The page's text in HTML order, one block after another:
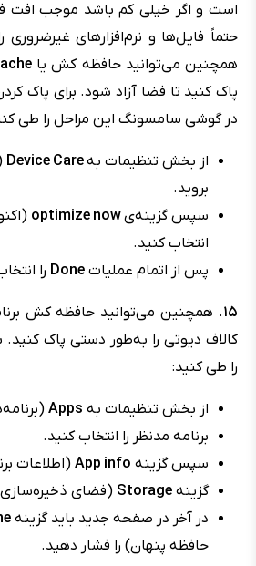
است و اگر خیلی کم باشد موجب
حتماً فایل‌ها و نرم‌افزارهای
همچنین می‌توانید حافظه کش یا ‌
پاک کنید تا فضا آزاد شود. برای پاک
در گوشی سامسونگ این مراحل را طی
از بخش تنظیمات به
بروید.
سپس گزینه‌ی
انتخاب کنید.
پس از اتمام عملیات Done را
۱۵. همچنین می‌توانید حافظه کش
کالاف دیوتی را به‌طور دستی پاک کنید.
را طی کنید:
از بخش تنظیمات به Apps
برنامه مدنظر را انتخاب کنید.
سپس گزینه App info (اطلاعات
گزینه Storage (فضای ذخیره‌سازی)
در آخر در صفحه جدید باید گزینه
حافظه پنهان)‌ را فشار دهید.